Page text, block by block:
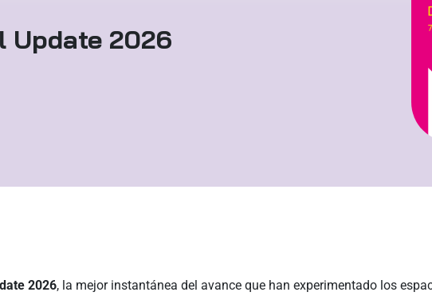
Update 2026
2026, la mejor instantánea del avance que han experimentado los